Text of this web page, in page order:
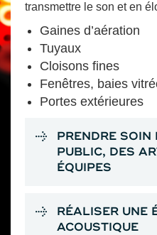
transmettre le son et en
Gaines d’aération
Tuyaux
Cloisons fines
Fenêtres, baies
Portes extérieures
PRENDRE
PUBLIC, DES
ÉQUIPES
RÉALISER UNE
ACOUSTIQUE